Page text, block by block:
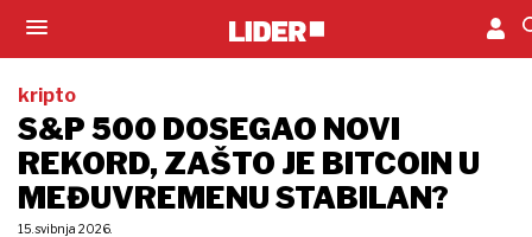
kripto
S&P 500 DOSEGAO NOVI
REKORD, ZAŠTO JE BITCOIN U
MEĐUVREMENU STABILAN?
15. svibnja 2026.